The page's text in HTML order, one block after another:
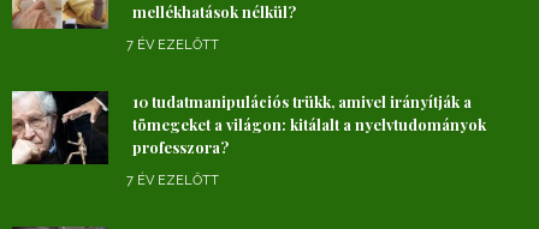
mellékhatások nélkül?
7 ÉV EZELŐTT
10 tudatmanipulációs trükk, amivel irányítják a
tömegeket a világon: kitálalt a nyelvtudományok
professzora?
7 ÉV EZELŐTT